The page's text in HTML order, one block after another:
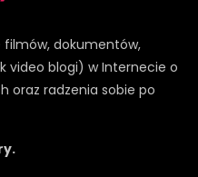
dokumentów,
video blogi) w Internecie o
oraz radzenia sobie po